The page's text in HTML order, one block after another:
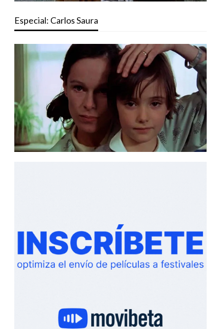
Especial: Carlos Saura